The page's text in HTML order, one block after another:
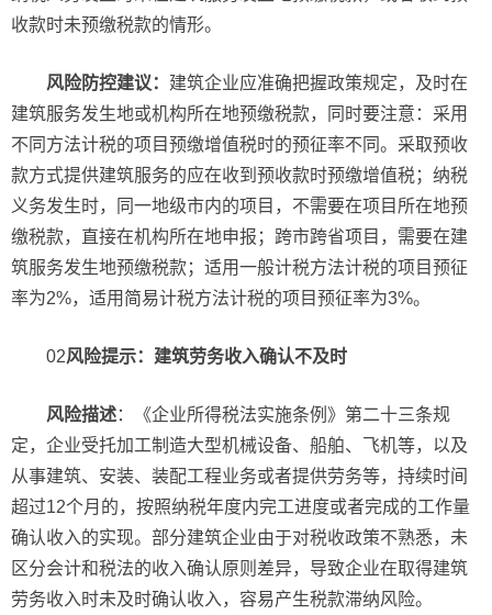
收款时未预缴税款的情形。
风险防控建议： 建筑企业应准确把握政策规定，及时在
建筑服务发生地或机构所在地预缴税款，同时要注意：采用
不同方法计税的项目预缴增值税时的预征率不同。采取预收
款方式提供建筑服务的应在收到预收款时预缴增值税；纳税
义务发生时，同一地级市内的项目，不需要在项目所在地预
缴税款，直接在机构所在地申报；跨市跨省项目，需要在建
筑服务发生地预缴税款；适用一般计税方法计税的项目预征
率为2%，适用简易计税方法计税的项目预征率为3%。
02风险提示：建筑劳务收入确认不及时
风险描述：《企业所得税法实施条例》第二十三条规
定，企业受托加工制造大型机械设备、船舶、飞机等，以及
从事建筑、安装、装配工程业务或者提供劳务等，持续时间
超过12个月的，按照纳税年度内完工进度或者完成的工作量
确认收入的实现。部分建筑企业由于对税收政策不熟悉，未
区分会计和税法的收入确认原则差异，导致企业在取得建筑
劳务收入时未及时确认收入，容易产生税款滞纳风险。